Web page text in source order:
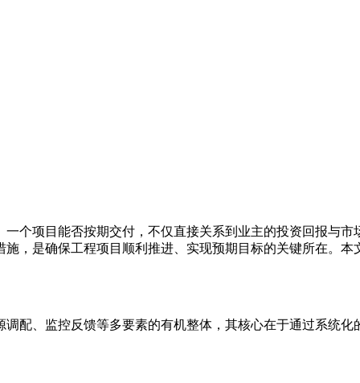
个项目能否按期交付，不仅直接关系到业主的投资回报与
，是确保工程项目顺利推进、实现预期目标的关键所在。
配、监控反馈等多要素的有机整体，其核心在于通过系统